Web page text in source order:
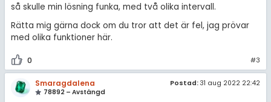
så skulle min lösning funka, med två olika intervall.
Rätta mig gärna dock om du tror att det är fel, jag prövar
med olika funktioner här.
0 #3
Smaragdalena
78892 – Avstängd
Postad: 31 aug 2022 22:42